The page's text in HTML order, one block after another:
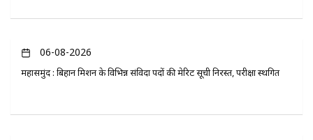
06-08-2026
महासमुंद : बिहान मिशन के विभिन्न संविदा पदों की मेरिट सूची निरस्त, परीक्षा स्थगित